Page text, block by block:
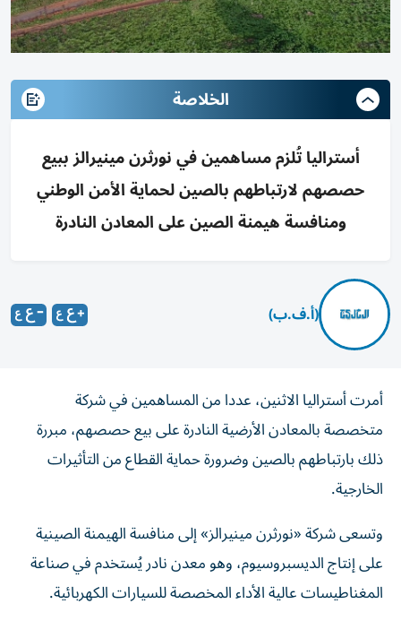
الخلاصة
أستراليا تُلزم مساهمين في نورثرن مينيرالز ببيع
حصصهم لارتباطهم بالصين لحماية الأمن الوطني
ومنافسة هيمنة الصين على المعادن النادرة
(أ.ف.ب)
أمرت أستراليا الاثنين، عددا من المساهمين في شركة
متخصصة بالمعادن الأرضية النادرة على بيع حصصهم، مبررة
ذلك بارتباطهم بالصين وضرورة حماية القطاع من التأثيرات
الخارجية.
وتسعى شركة «نورثرن مينيرالز» إلى منافسة الهيمنة الصينية
على إنتاج الديسبروسيوم، وهو معدن نادر يُستخدم في صناعة
المغناطيسات عالية الأداء المخصصة للسيارات الكهربائية.